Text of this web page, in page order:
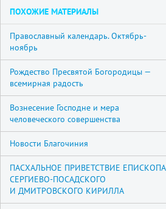
ПОХОЖИЕ МАТЕРИАЛЫ
Православный календарь. Октябрь-
ноябрь
Рождество Пресвятой Богородицы —
всемирная радость
Вознесение Господне и мера
человеческого совершенства
Новости Благочиния
ПАСХАЛЬНОЕ ПРИВЕТСТВИЕ ЕПИСКОПА
СЕРГИЕВО-ПОСАДСКОГО
И ДМИТРОВСКОГО КИРИЛЛА